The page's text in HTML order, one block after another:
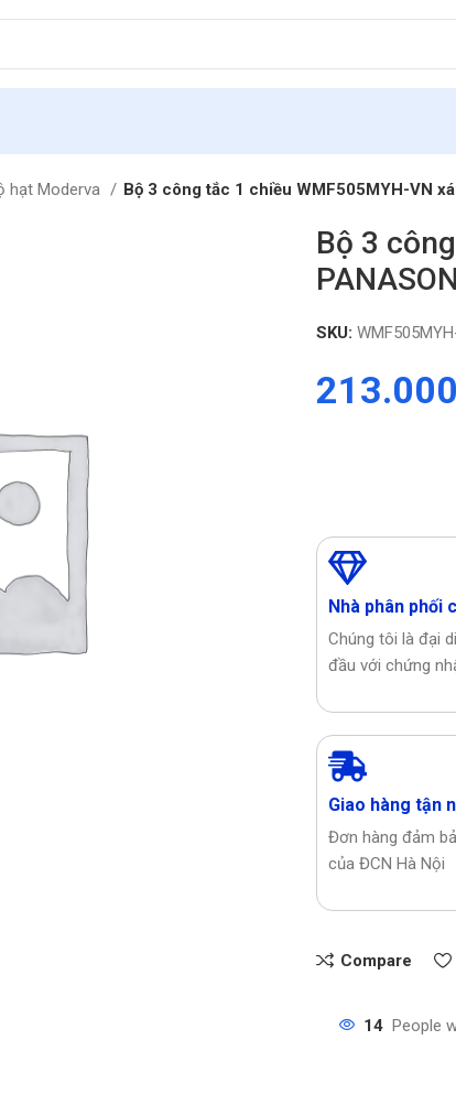
hạt Moderva Bộ 3 công tắc 1 chiều WMF505MYH-VN
Bộ 3
SKU:
213.000
Nhà phân phối
Chúng tôi là đại
đầu với chứng
Giao hàng tận
Đơn hàng đảm
của ĐCN Hà Nội
Compare
14 People